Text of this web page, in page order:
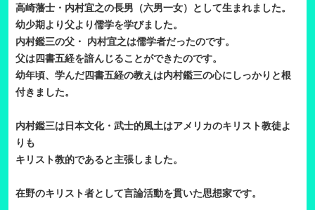
高崎藩士・内村宜之の長男（六男一女）として生まれました。
幼少期より父より儒学を学びました。
内村鑑三の父・ 内村宜之は儒学者だったのです。
父は四書五経を諳んじることができたのです。
幼年頃、学んだ四書五経の教えは内村鑑三の心にしっかりと根
付きました。
内村鑑三は日本文化・武士的風土はアメリカのキリスト教徒よ
りも
キリスト教的であると主張しました。
在野のキリスト者として言論活動を貫いた思想家です。